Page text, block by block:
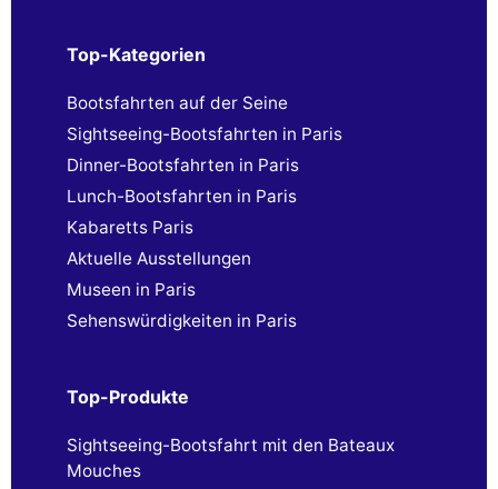
Top-Kategorien
Bootsfahrten auf der Seine
Sightseeing-Bootsfahrten in Paris
Dinner-Bootsfahrten in Paris
Lunch-Bootsfahrten in Paris
Kabaretts Paris
Aktuelle Ausstellungen
Museen in Paris
Sehenswürdigkeiten in Paris
Top-Produkte
Sightseeing-Bootsfahrt mit den Bateaux
Mouches